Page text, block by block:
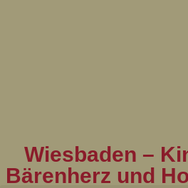
Wiesbaden –
Bärenherz und